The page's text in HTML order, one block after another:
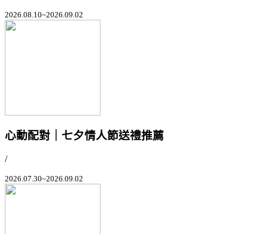
2026.08.10~2026.09.02
心動配對｜七夕情人節送禮推薦
/
2026.07.30~2026.09.02